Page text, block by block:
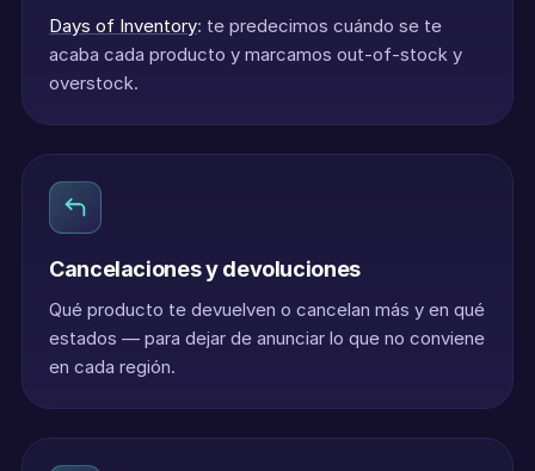
Days of Inventory: te predecimos cuándo se te
acaba cada producto y marcamos out-of-stock y
overstock.
Cancelaciones y devoluciones
Qué producto te devuelven o cancelan más y en qué
estados — para dejar de anunciar lo que no conviene
en cada región.